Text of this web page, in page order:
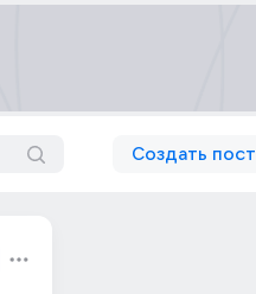
Создать пост